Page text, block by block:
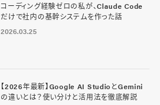
コーディング経験ゼロの私が、Claude Code
だけで社内の基幹システムを作った話
2026.03.25
【2026年最新】Google AI StudioとGemini
の違いとは？使い分けと活用法を徹底解説